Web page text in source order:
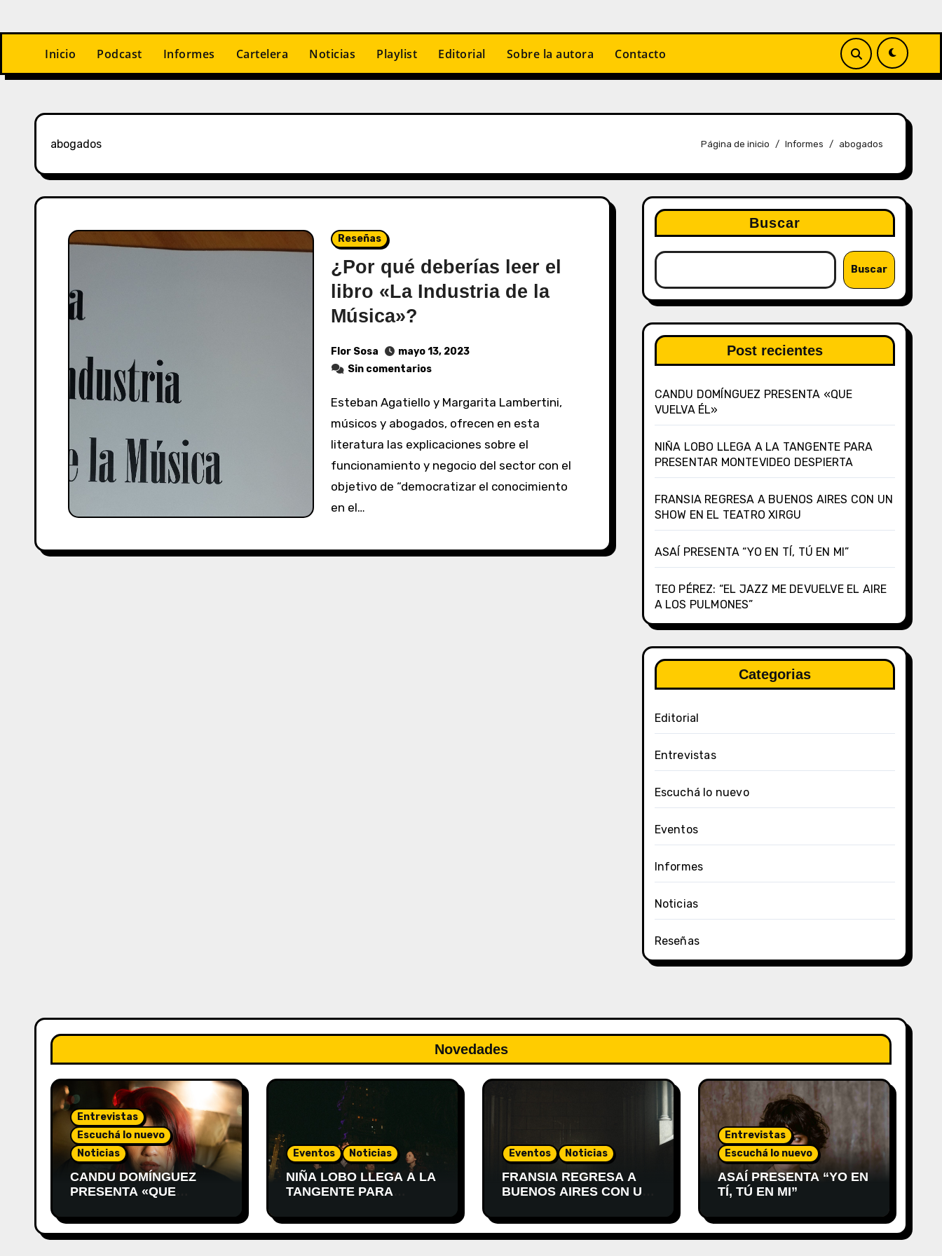
Inicio Podcast Informes Cartelera Noticias Playlist Editorial Sobre la autora Contacto
abogados Página de inicio Informes abogados
Reseñas
¿Por qué deberías leer el
libro «La Industria de la
Música»?
Flor Sosa
mayo 13, 2023
Sin comentarios
Esteban Agatiello y Margarita Lambertini,
músicos y abogados, ofrecen en esta
literatura las explicaciones sobre el
funcionamiento y negocio del sector con el
objetivo de “democratizar el conocimiento
en el…
Buscar
Buscar
Post recientes
CANDU DOMÍNGUEZ PRESENTA «QUE
VUELVA ÉL»
NIÑA LOBO LLEGA A LA TANGENTE PARA
PRESENTAR MONTEVIDEO DESPIERTA
FRANSIA REGRESA A BUENOS AIRES CON UN
SHOW EN EL TEATRO XIRGU
ASAÍ PRESENTA “YO EN TÍ, TÚ EN MI”
TEO PÉREZ: “EL JAZZ ME DEVUELVE EL AIRE
A LOS PULMONES”
Categorias
Editorial
Entrevistas
Escuchá lo nuevo
Eventos
Informes
Noticias
Reseñas
Novedades
Entrevistas
Escuchá lo nuevo
Noticias
CANDU DOMÍNGUEZ
PRESENTA «QUE
Eventos Noticias
NIÑA LOBO LLEGA A LA
TANGENTE PARA
MONTEVIDEO
DESPIERTA
Eventos Noticias
FRANSIA REGRESA A
BUENOS AIRES CON UN
XIRGU
Entrevistas
Escuchá lo nuevo
ASAÍ PRESENTA “YO EN
TÍ, TÚ EN MI”